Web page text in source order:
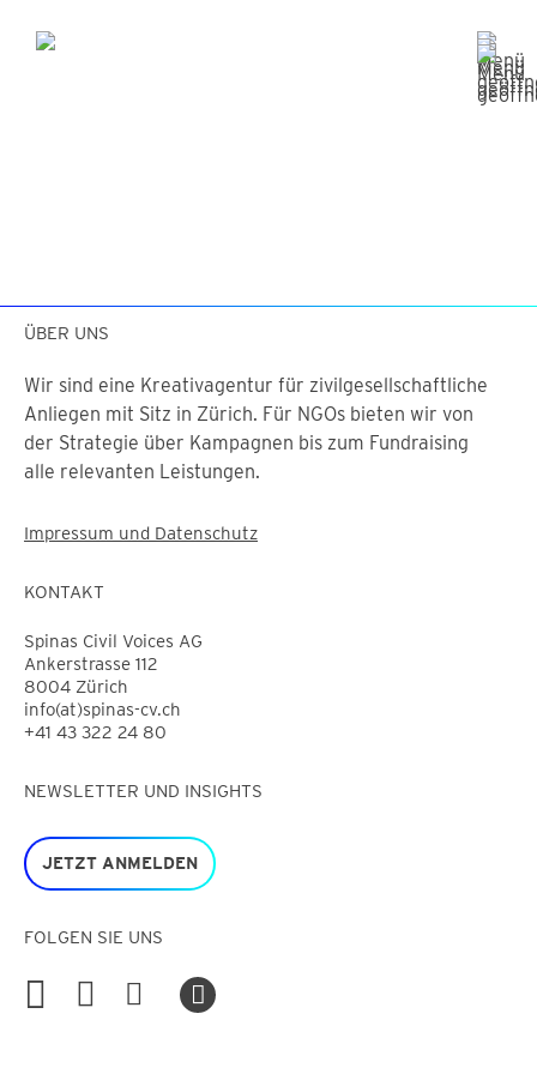
ÜBER UNS
Wir sind eine Kreativagentur für zivilgesellschaftliche
Anliegen mit Sitz in Zürich. Für NGOs bieten wir von
der Strategie über Kampagnen bis zum Fundraising
alle relevanten Leistungen.
Impressum und Datenschutz
KONTAKT
Spinas Civil Voices AG
Ankerstrasse 112
8004 Zürich
info(at)spinas-cv.ch
+41 43 322 24 80
NEWSLETTER UND INSIGHTS
JETZT ANMELDEN
FOLGEN SIE UNS